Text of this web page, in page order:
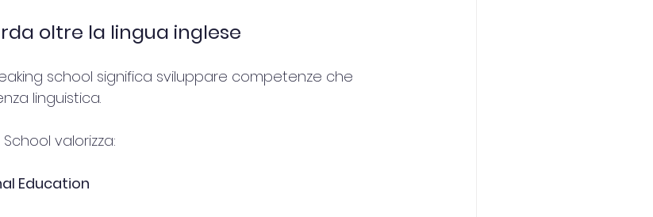
oltre la lingua inglese
school significa sviluppare competenze che
linguistica.
valorizza:
Education